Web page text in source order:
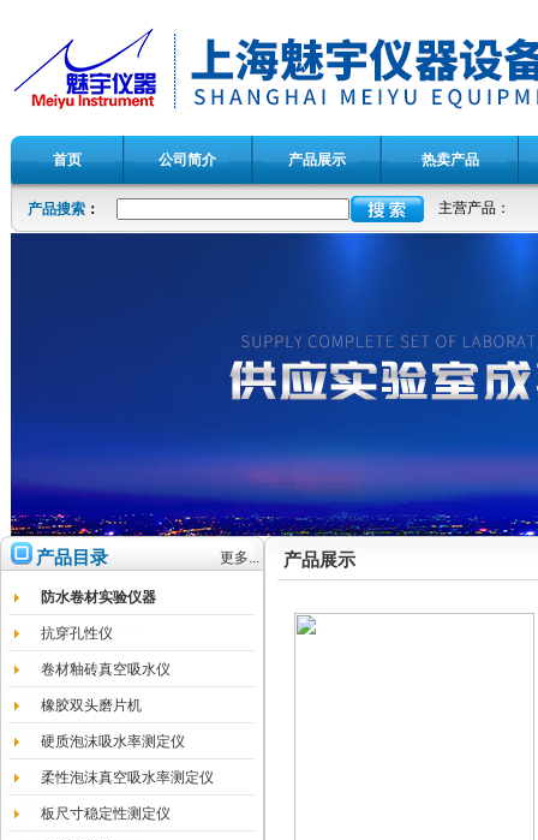
首页 公司简介 产品展示 热卖产品
产品搜索 ： 主营产品：
产品目录 更多...
防水卷材实验仪器
抗穿孔性仪
卷材釉砖真空吸水仪
橡胶双头磨片机
硬质泡沫吸水率测定仪
柔性泡沫真空吸水率测定仪
板尺寸稳定性测定仪
产品展示